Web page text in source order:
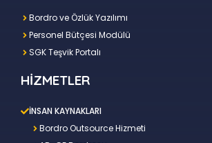
Bordro ve Özlük Yazılımı
Personel Bütçesi Modülü
SGK Teşvik Portalı
HİZMETLER
İNSAN KAYNAKLARI
Bordro Outsource Hizmeti